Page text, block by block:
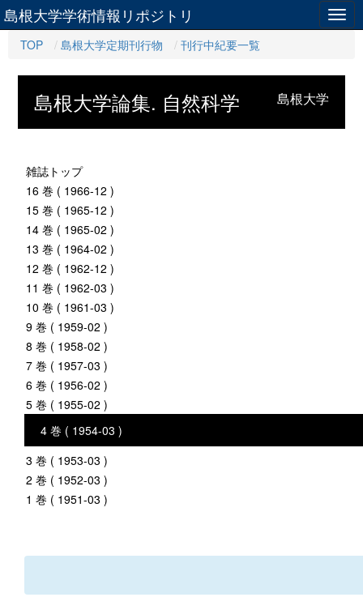
島根大学学術情報リポジトリ
TOP 島根大学定期刊行物 刊行中紀要一覧
島根大学
島根大学論集. 自然科学
雑誌トップ
16 巻 ( 1966-12 )
15 巻 ( 1965-12 )
14 巻 ( 1965-02 )
13 巻 ( 1964-02 )
12 巻 ( 1962-12 )
11 巻 ( 1962-03 )
10 巻 ( 1961-03 )
9 巻 ( 1959-02 )
8 巻 ( 1958-02 )
7 巻 ( 1957-03 )
6 巻 ( 1956-02 )
5 巻 ( 1955-02 )
4 巻 ( 1954-03 )
3 巻 ( 1953-03 )
2 巻 ( 1952-03 )
1 巻 ( 1951-03 )